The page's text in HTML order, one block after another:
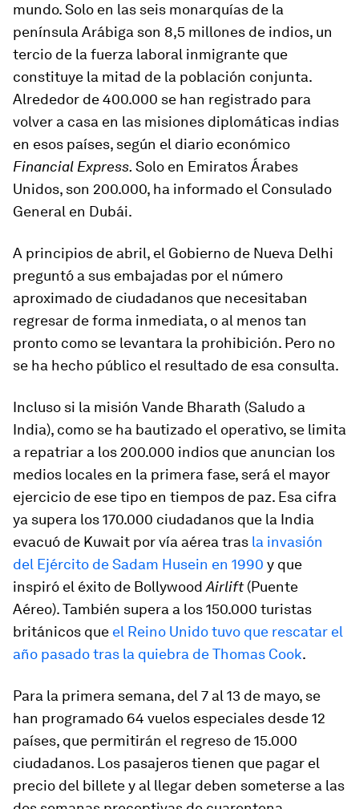
mundo. Solo en las seis monarquías de la
península Arábiga son 8,5 millones de indios, un
tercio de la fuerza laboral inmigrante que
constituye la mitad de la población conjunta.
Alrededor de 400.000 se han registrado para
volver a casa en las misiones diplomáticas indias
en esos países, según el diario económico
Financial Express. Solo en Emiratos Árabes
Unidos, son 200.000, ha informado el Consulado
General en Dubái.
A principios de abril, el Gobierno de Nueva Delhi
preguntó a sus embajadas por el número
aproximado de ciudadanos que necesitaban
regresar de forma inmediata, o al menos tan
pronto como se levantara la prohibición. Pero no
se ha hecho público el resultado de esa consulta.
Incluso si la misión Vande Bharath (Saludo a
India), como se ha bautizado el operativo, se limita
a repatriar a los 200.000 indios que anuncian los
medios locales en la primera fase, será el mayor
ejercicio de ese tipo en tiempos de paz. Esa cifra
ya supera los 170.000 ciudadanos que la India
evacuó de Kuwait por vía aérea tras la invasión
del Ejército de Sadam Husein en 1990 y que
inspiró el éxito de Bollywood Airlift(Puente
Aéreo). También supera a los 150.000 turistas
británicos que el Reino Unido tuvo que rescatar el
año pasado tras la quiebra de Thomas Cook.
Para la primera semana, del 7 al 13 de mayo, se
han programado 64 vuelos especiales desde 12
países, que permitirán el regreso de 15.000
ciudadanos. Los pasajeros tienen que pagar el
precio del billete y al llegar deben someterse a las